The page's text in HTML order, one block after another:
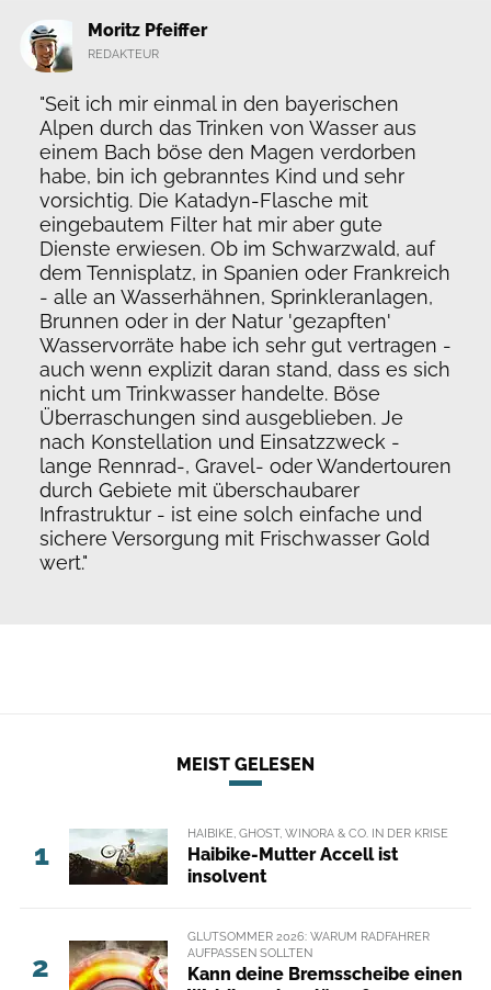
Moritz Pfeiffer
REDAKTEUR
"Seit ich mir einmal in den bayerischen
Alpen durch das Trinken von Wasser aus
einem Bach böse den Magen verdorben
habe, bin ich gebranntes Kind und sehr
vorsichtig. Die Katadyn-Flasche mit
eingebautem Filter hat mir aber gute
Dienste erwiesen. Ob im Schwarzwald, auf
dem Tennisplatz, in Spanien oder Frankreich
- alle an Wasserhähnen, Sprinkleranlagen,
Brunnen oder in der Natur 'gezapften'
Wasservorräte habe ich sehr gut vertragen -
auch wenn explizit daran stand, dass es sich
nicht um Trinkwasser handelte. Böse
Überraschungen sind ausgeblieben. Je
nach Konstellation und Einsatzzweck -
lange Rennrad-, Gravel- oder Wandertouren
durch Gebiete mit überschaubarer
Infrastruktur - ist eine solch einfache und
sichere Versorgung mit Frischwasser Gold
wert."
MEIST GELESEN
1
HAIBIKE, GHOST, WINORA & CO. IN DER KRISE
Haibike-Mutter Accell ist
insolvent
2
GLUTSOMMER 2026: WARUM RADFAHRER
AUFPASSEN SOLLTEN
Kann deine Bremsscheibe einen